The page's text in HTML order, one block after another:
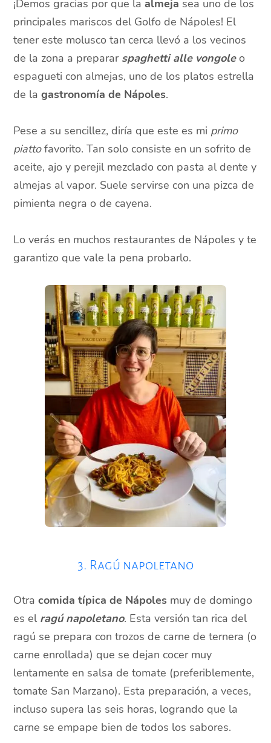
¡Demos gracias por que laalmeja sea uno de los
principales mariscos del Golfo de Nápoles! El
tener este molusco tan cerca llevó a los vecinos
de la zona a preparar spaghetti alle vongoleo
espagueti con almejas, uno de los platos estrella
de lagastronomía de Nápoles.
Pese a su sencillez, diría que este es mi primo
piattofavorito. Tan solo consiste en un sofrito de
aceite, ajo y perejil mezclado con pasta al dente y
almejas al vapor. Suele servirse con una pizca de
pimienta negra o de cayena.
Lo verás en muchos restaurantes de Nápoles y te
garantizo que vale la pena probarlo.
3. Ragú napoletano
Otracomida típica de Nápoles muy de domingo
es el ragú napoletano. Esta versión tan rica del
ragú se prepara con trozos de carne de ternera (o
carne enrollada) que se dejan cocer muy
lentamente en salsa de tomate (preferiblemente,
tomate San Marzano). Esta preparación, a veces,
incluso supera las seis horas, logrando que la
carne se empape bien de todos los sabores.